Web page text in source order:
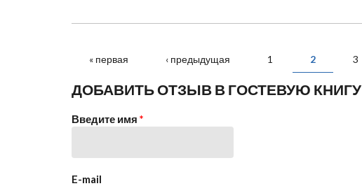
« первая ‹ предыдущая 1 2 3
ДОБАВИТЬ ОТЗЫВ В ГОСТЕВУЮ КНИГУ
Введите имя *
E-mail